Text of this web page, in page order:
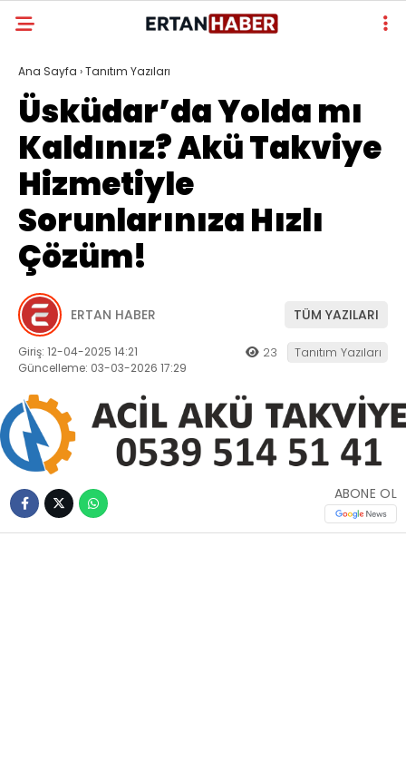
Ana Sayfa ›Tanıtım Yazıları
Üsküdar’da Yolda mı
Kaldınız? Akü Takviye
Hizmetiyle
Sorunlarınıza Hızlı
Çözüm!
ERTAN HABER TÜM YAZILARI
Giriş: 12-04-2025 14:21
Güncelleme: 03-03-2026 17:29
23 Tanıtım Yazıları
ABONE OL